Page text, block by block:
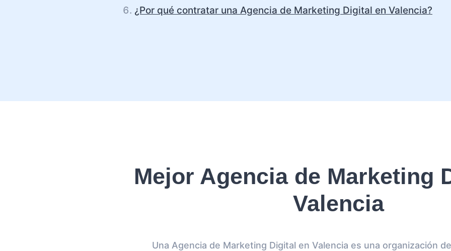
¿Por qué contratar una Agencia de Marketing Digital en Valencia?
Mejor Agencia de Marketing
Valencia
Una Agencia de Marketing Digital en Valencia es una organización